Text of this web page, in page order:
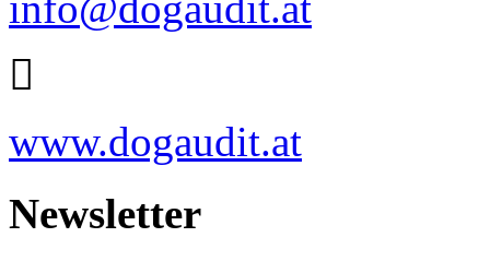
www.dogaudit.at
Newsletter